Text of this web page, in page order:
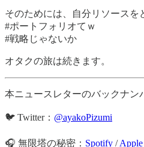
そのためには、自分リソースを
#ポートフォリオてｗ
#戦略じゃないか
オタクの旅は続きます。
本ニュースレターのバックナン
🐦 Twitter： @ayakoPizumi
🎧 無限塔の秘密： Spotify /Apple